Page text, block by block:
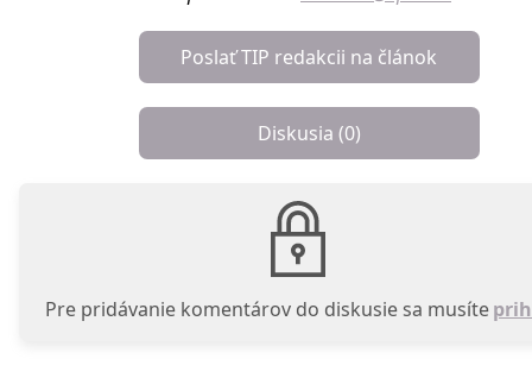
Poslať TIP redakcii na článok
Diskusia (0)
Pre pridávanie komentárov do diskusie sa musíte